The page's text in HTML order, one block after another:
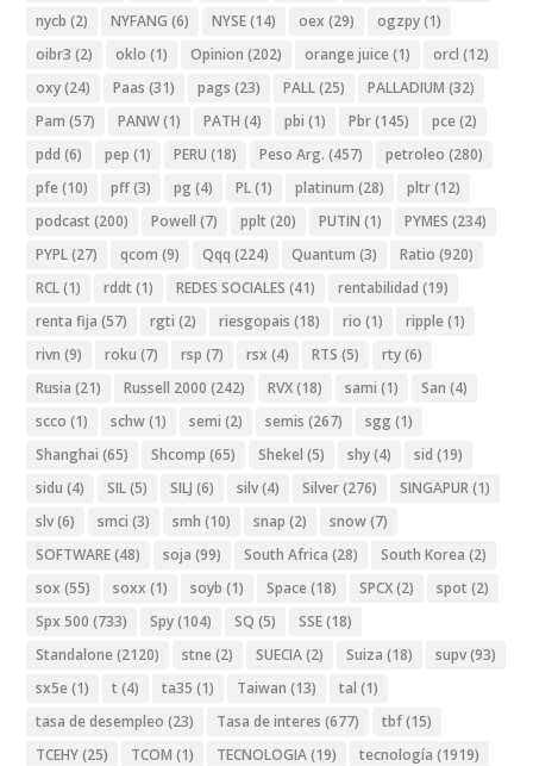
nycb (2) NYFANG (6) NYSE(14) oex (29) ogzpy(1)
oibr3 (2) oklo (1) Opinion (202) orange juice (1) orcl (12)
oxy(24) Paas (31) pags (23) PALL(25) PALLADIUM (32)
Pam (57) PANW(1) PATH (4) pbi (1) Pbr(145) pce (2)
pdd (6) pep (1) PERU (18) Peso Arg. (457) petroleo (280)
pfe (10) pff(3) pg (4) PL(1) platinum (28) pltr(12)
podcast (200) Powell (7) pplt (20) PUTIN (1) PYMES (234)
PYPL(27) qcom (9) Qqq (224) Quantum (3) Ratio (920)
RCL(1) rddt (1) REDES SOCIALES (41) rentabilidad (19)
renta fija (57) rgti (2) riesgopais (18) rio (1) ripple (1)
rivn (9) roku (7) rsp (7) rsx (4) RTS (5) rty(6)
Rusia (21) Russell 2000 (242) RVX(18) sami (1) San (4)
scco (1) schw(1) semi (2) semis (267) sgg (1)
Shanghai (65) Shcomp (65) Shekel (5) shy(4) sid (19)
sidu (4) SIL(5) SILJ (6) silv(4) Silver(276) SINGAPUR(1)
slv(6) smci (3) smh (10) snap (2) snow(7)
SOFTWARE(48) soja (99) South Africa (28) South Korea (2)
sox (55) soxx (1) soyb (1) Space (18) SPCX(2) spot (2)
Spx 500 (733) Spy(104) SQ (5) SSE(18)
Standalone (2120) stne (2) SUECIA(2) Suiza (18) supv(93)
sx5e (1) t (4) ta35 (1) Taiwan (13) tal (1)
tasa de desempleo (23) Tasa de interes (677) tbf(15)
TCEHY(25) TCOM (1) TECNOLOGIA(19) tecnología (1919)